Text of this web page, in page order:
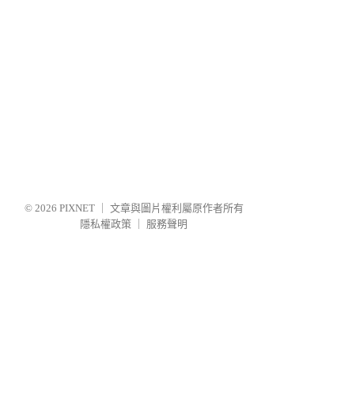
© 2026 PIXNET
文章與圖片權利屬原作者所有
隱私權政策
服務聲明